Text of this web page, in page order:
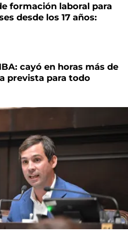
formación laboral para
desde los 17 años:
cayó en horas más de
prevista para todo